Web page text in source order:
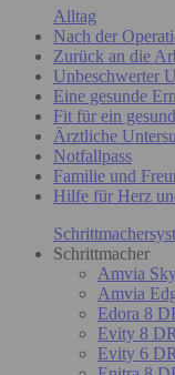
Alltag
Nach der
Zurück an die
Unbeschwerter
Eine gesunde
Fit für ein
Ärztliche
Notfallpass
Familie und
Hilfe für Herz
Schrittmacher
Amvia
Amvia
Edora 8
Evity 8
Evity 6